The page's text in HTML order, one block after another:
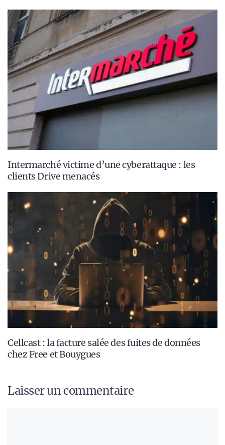
Intermarché victime d’une cyberattaque : les
clients Drive menacés
Cellcast : la facture salée des fuites de données
chez Free et Bouygues
Laisser un commentaire